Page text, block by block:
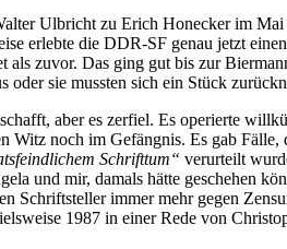
Ulbricht zu Erich Honecker im
erlebte die DDR-SF genau jetzt
als zuvor. Das ging gut bis zur
sie mussten sich ein Stück
aber es zerfiel. Es operierte
Witz noch im Gefängnis. Es gab
Schrifttum“ verurteilt
und mir, damals hätte geschehen
Schriftsteller immer mehr gegen
1987 in einer Rede von